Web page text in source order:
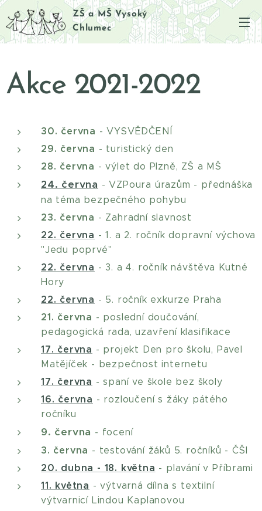
ZŠ a MŠ Vysoký
Chlumec
Akce 2021-2022
30. června - VYSVĚDČENÍ
29. června - turistický den
28. června - výlet do Plzně, ZŠ a MŠ
24. června - VZPoura úrazům - přednáška
na téma bezpečného pohybu
23. června - Zahradní slavnost
22. června - 1. a 2. ročník dopravní výchova
"Jedu poprvé"
22. června - 3. a 4. ročník návštěva Kutné
Hory
22. června - 5. ročník exkurze Praha
21. června - poslední doučování,
pedagogická rada, uzavření klasifikace
17. června - projekt Den pro školu, Pavel
Matějíček - bezpečnost internetu
17. června - spaní ve škole bez školy
16. června - rozloučení s žáky pátého
ročníku
9. června - focení
3. června - testování žáků 5. ročníků - ČŠI
20. dubna - 18. května - plavání v Příbrami
11. května - výtvarná dílna s textilní
výtvarnicí Lindou Kaplanovou